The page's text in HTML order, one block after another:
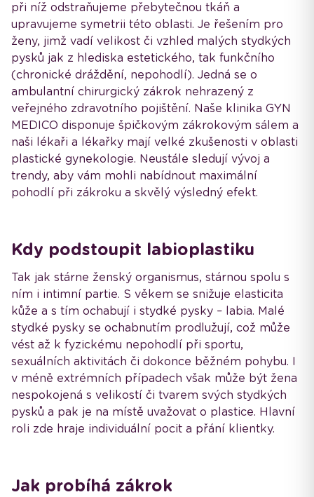
při níž odstraňujeme přebytečnou tkáň a
upravujeme symetrii této oblasti. Je řešením pro
ženy, jimž vadí velikost či vzhled malých stydkých
pysků jak z hlediska estetického, tak funkčního
(chronické dráždění, nepohodlí). Jedná se o
ambulantní chirurgický zákrok nehrazený z
veřejného zdravotního pojištění. Naše klinika GYN
MEDICO disponuje špičkovým zákrokovým sálem a
naši lékaři a lékařky mají velké zkušenosti v oblasti
plastické gynekologie. Neustále sledují vývoj a
trendy, aby vám mohli nabídnout maximální
pohodlí při zákroku a skvělý výsledný efekt.
Kdy podstoupit labioplastiku
Tak jak stárne ženský organismus, stárnou spolu s
ním i intimní partie. S věkem se snižuje elasticita
kůže a s tím ochabují i stydké pysky – labia. Malé
stydké pysky se ochabnutím prodlužují, což může
vést až k fyzickému nepohodlí při sportu,
sexuálních aktivitách či dokonce běžném pohybu. I
v méně extrémních případech však může být žena
nespokojená s velikostí či tvarem svých stydkých
pysků a pak je na místě uvažovat o plastice. Hlavní
roli zde hraje individuální pocit a přání klientky.
Jak probíhá zákrok